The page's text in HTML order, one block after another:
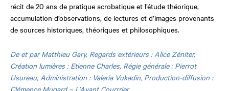
récit de 20 ans de pratique acrobatique et l’étude théorique,
accumulation d’observations, de lectures et d’images provenants
de sources historiques, théoriques et philosophiques.
De et par Matthieu Gary, Regards extérieurs : Alice Zéniter,
Création lumières : Etienne Charles, Régie générale : Pierrot
Usureau, Administration : Valeria Vukadin, Production-diffusion :
Clémence Mugard – L’Avant Courrrier,